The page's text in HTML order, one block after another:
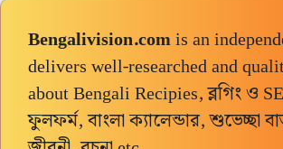
Bengalivision.comis an
delivers well-researched and
about Bengali Recipies, ব্লগিং ও
ফুলফর্ম, বাংলা ক্যালেন্ডার, শুভেচ্ছা